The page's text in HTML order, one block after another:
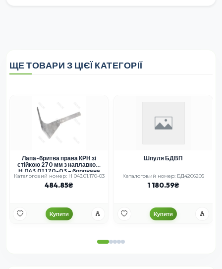
ЩЕ ТОВАРИ З ЦІЄЇ КАТЕГОРІЇ
Лапа-бритва права КРН зі
стійкою 270 мм з наплавкою
Н.043.01.170-03 – борована
сталь
Каталоговий номер: Н 043.01.170-03
484.85
Купити
Шпуля БДВП
Каталоговий номер: БД4206205
1 180.59
Купити